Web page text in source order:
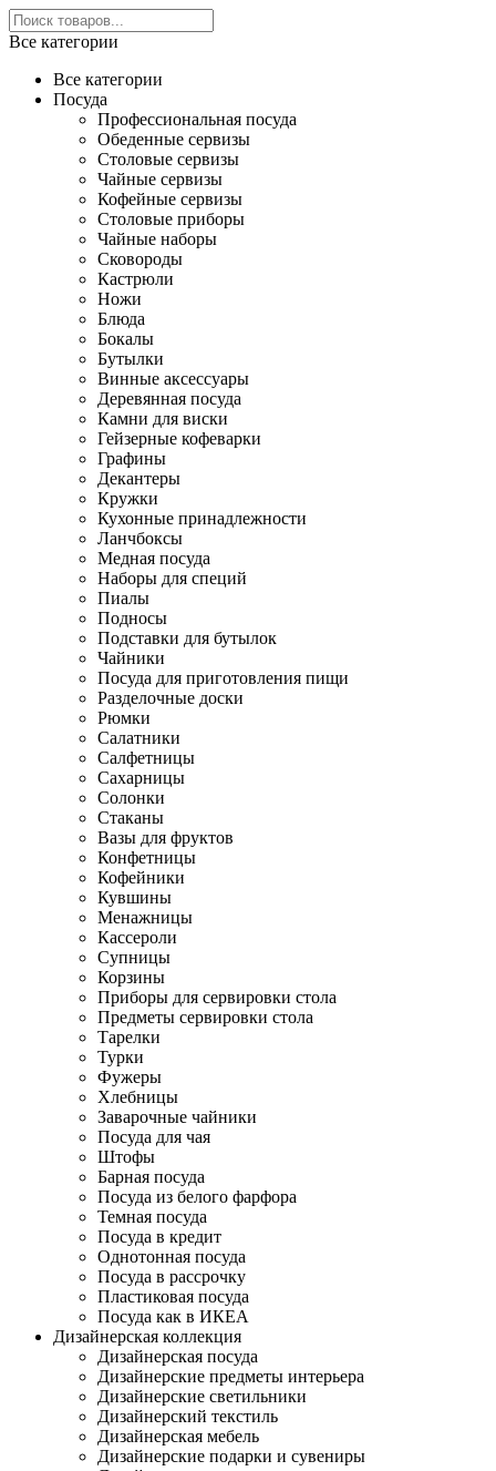
Все категории
Все категории
Посуда
Профессиональная посуда
Обеденные сервизы
Столовые сервизы
Чайные сервизы
Кофейные сервизы
Столовые приборы
Чайные наборы
Сковороды
Кастрюли
Ножи
Блюда
Бокалы
Бутылки
Винные аксессуары
Деревянная посуда
Камни для виски
Гейзерные кофеварки
Графины
Декантеры
Кружки
Кухонные принадлежности
Ланчбоксы
Медная посуда
Наборы для специй
Пиалы
Подносы
Подставки для бутылок
Чайники
Посуда для приготовления пищи
Разделочные доски
Рюмки
Салатники
Салфетницы
Сахарницы
Солонки
Стаканы
Вазы для фруктов
Конфетницы
Кофейники
Кувшины
Менажницы
Кассероли
Супницы
Корзины
Приборы для сервировки стола
Предметы сервировки стола
Тарелки
Турки
Фужеры
Хлебницы
Заварочные чайники
Посуда для чая
Штофы
Барная посуда
Посуда из белого фарфора
Темная посуда
Посуда в кредит
Однотонная посуда
Посуда в рассрочку
Пластиковая посуда
Посуда как в ИКЕА
Дизайнерская коллекция
Дизайнерская посуда
Дизайнерские предметы интерьера
Дизайнерские светильники
Дизайнерский текстиль
Дизайнерская мебель
Дизайнерские подарки и сувениры